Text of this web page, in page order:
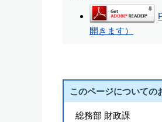
開きます）
このページについての
総務部 財政課